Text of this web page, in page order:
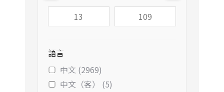
語言
中文 (2969)
中文（客） (5)